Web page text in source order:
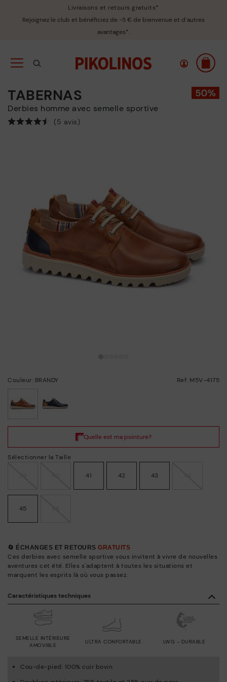
Livraisons et retours gratuits*
Rejoignez le club et bénéficiez de -5 € de bienvenue et d’autres
avantages*.
TABERNAS
Derbies homme avec semelle sportive
(5 avis)
Couleur: BRANDY Ref: M5V-4175
Sélectionner la Taille
41 42 43
45
🔄 ÉCHANGES ET RETOURS GRATUITS
Ces derbies avec semelle sportive vous invitent à vivre de nouvelles
aventures cet été. Elles s'adaptent à toutes les situations et
marquent les esprits là où vous passez.
Caractéristiques techniques
SEMELLE INTÉRIEURE
AMOVIBLE
ULTRA CONFORTABLE LWG - DURABLE
Cou-de-pied: 100% cuir bovin